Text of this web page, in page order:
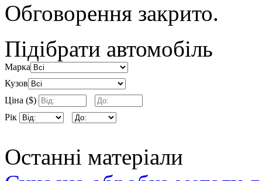
Обговорення закрито.
Підібрати автомобіль
Марка
Кузов
Ціна ($)
Рік
Останні матеріали